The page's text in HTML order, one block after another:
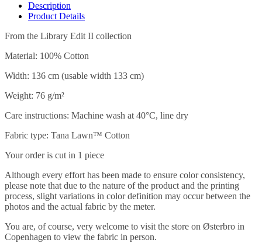
Description
Product Details
From the Library Edit II collection
Material: 100% Cotton
Width: 136 cm (usable width 133 cm)
Weight: 76 g/m²
Care instructions: Machine wash at 40°C, line dry
Fabric type: Tana Lawn™ Cotton
Your order is cut in 1 piece
Although every effort has been made to ensure color consistency,
please note that due to the nature of the product and the printing
process, slight variations in color definition may occur between the
photos and the actual fabric by the meter.
You are, of course, very welcome to visit the store on Østerbro in
Copenhagen to view the fabric in person.